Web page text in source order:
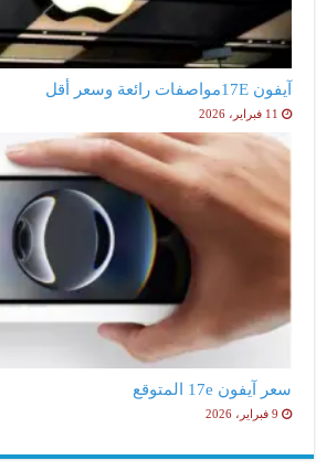
آيفون 17Eمواصفات رائعة وسعر أقل
11 فبراير، 2026
سعر آيفون 17e المتوقع
9 فبراير، 2026